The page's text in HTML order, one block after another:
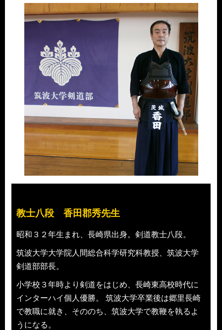
教士八段 香田郡秀先生
昭和３２年生まれ、長崎県出身。剣道教士八段。
筑波大学大学院人間総合科学研究科教授、筑波大学
剣道部部長。
小学校３年時より剣道をはじめ、長崎東高校時代に
インターハイ個人優勝。 筑波大学卒業後は郷里長崎
で教職に就き、そののち、筑波大学で教鞭を執るよ
うになる。